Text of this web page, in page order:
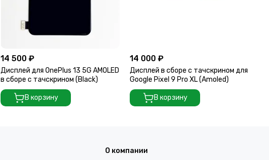
14 500 ₽
Дисплей для OnePlus 13 5G AMOLED
в сборе с тачскрином (Black)
В корзину
14 000 ₽
Дисплей в сборе с тачскрином для
Google Pixel 9 Pro XL (Amoled)
В корзину
О компании